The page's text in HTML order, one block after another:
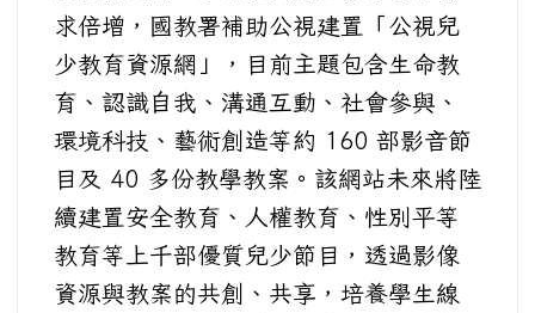
求倍增，國教署補助公視建置「公視兒
少教育資源網」，目前主題包含生命教
育、認識自我、溝通互動、社會參與、
環境科技、藝術創造等約 160 部影音節
目及 40 多份教學教案。該網站未來將陸
續建置安全教育、人權教育、性別平等
教育等上千部優質兒少節目，透過影像
資源與教案的共創、共享，培養學生線